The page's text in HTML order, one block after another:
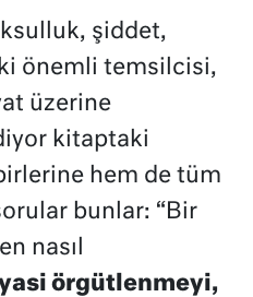
şiddet,
önemli temsilcisi,
üzerine
kitaptaki
hem de tüm
bunlar: “Bir
nasıl
örgütlenmeyi,